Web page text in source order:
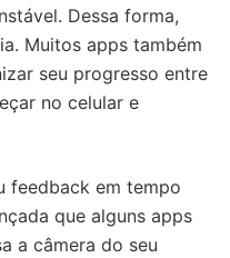
Dessa forma,
Muitos apps também
seu progresso entre
no celular e
feedback em tempo
que alguns apps
a câmera do seu